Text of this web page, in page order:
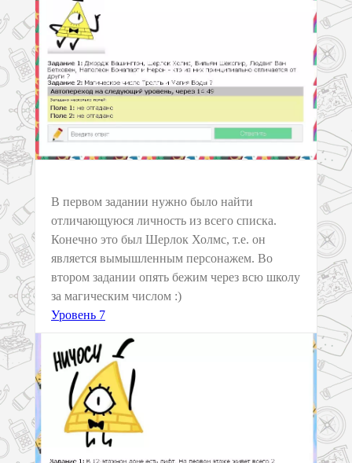
В первом задании нужно было найти
отличающуюся личность из всего списка.
Конечно это был Шерлок Холмс, т.е. он
является вымышленным персонажем. Во
втором задании опять бежим через всю школу
за магическим числом :)
Уровень 7